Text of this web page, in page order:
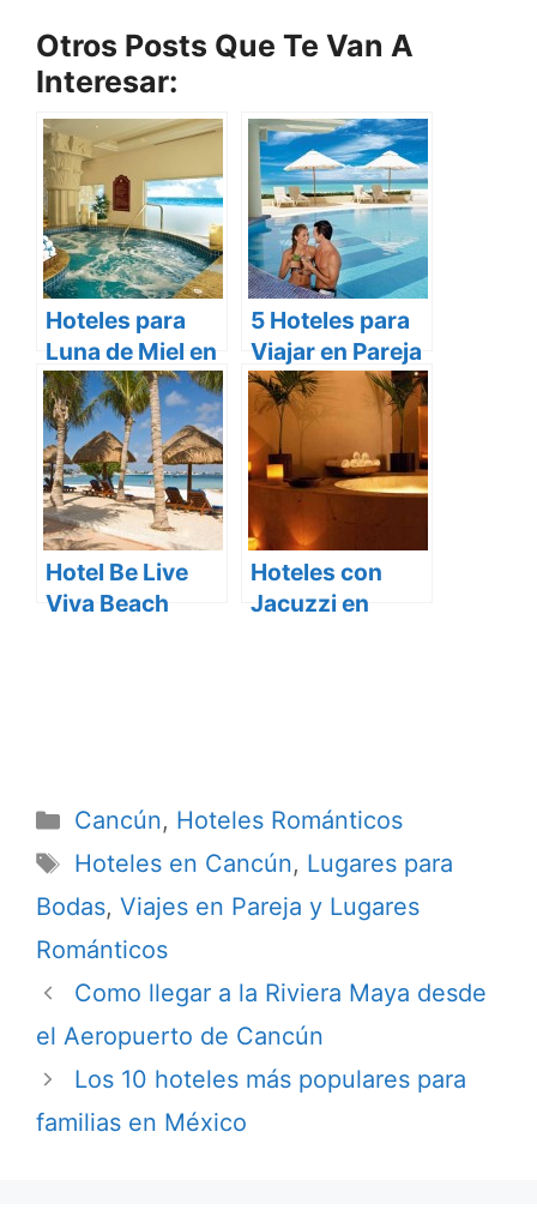
Otros Posts Que Te Van A
Interesar:
Hoteles para
Luna de Miel en
Cancún
5 Hoteles para
Viajar en Pareja
a Cancún
Hotel Be Live
Viva Beach
Hoteles con
Jacuzzi en
Categorías
Cancún, Hoteles Románticos
Etiquetas
Hoteles en Cancún, Lugares para
Bodas, Viajes en Pareja y Lugares
Románticos
Como llegar a la Riviera Maya desde
el Aeropuerto de Cancún
Los 10 hoteles más populares para
familias en México